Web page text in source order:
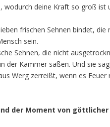
wodurch deine Kraft so groß
frischen Sehnen bindet,
sein.
Sehnen, die nicht
der Kammer saßen. Und sie
Werg zerreißt, wenn es
der Moment von